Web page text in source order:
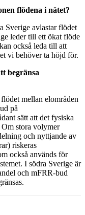
flödena i nätet?
Sverige avlastar flödet
leder till ett ökat flöde
också leda till att
vi behöver ta höjd för.
begränsa
mellan elområden
på
sätt att det fysiska
stora volymer
och nyttjande av
riskeras
också används för
I södra Sverige är
och mFRR-bud